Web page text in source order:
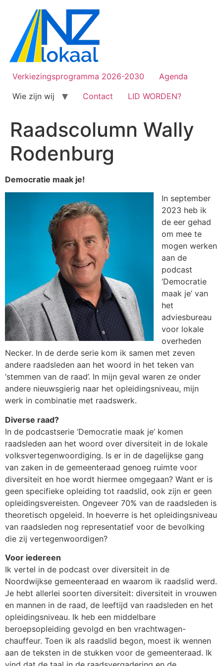
Verkiezingsprogramma 2026-2030
Agenda
Wie zijn wij
Contact LID WORDEN?
Raadscolumn Wally
Rodenburg
Democratie maak je!
In september
2023 heb ik
de eer gehad
om mee te
mogen werken
aan de
podcast
‘Democratie
maak je’ van
het
adviesbureau
voor lokale
overheden
Necker. In de derde serie kom ik samen met zeven
andere raadsleden aan het woord in het teken van
‘stemmen van de raad’. In mijn geval waren ze onder
andere nieuwsgierig naar het opleidingsniveau, mijn
werk in combinatie met raadswerk.
Diverse raad?
In de podcastserie ‘Democratie maak je’ komen
raadsleden aan het woord over diversiteit in de lokale
volksvertegenwoordiging. Is er in de dagelijkse gang
van zaken in de gemeenteraad genoeg ruimte voor
diversiteit en hoe wordt hiermee omgegaan? Want er is
geen specifieke opleiding tot raadslid, ook zijn er geen
opleidingsvereisten. Ongeveer 70% van de raadsleden is
theoretisch opgeleid. In hoeverre is het opleidingsniveau
van raadsleden nog representatief voor de bevolking
die zij vertegenwoordigen?
Voor iedereen
Ik vertel in de podcast over diversiteit in de
Noordwijkse gemeenteraad en waarom ik raadslid werd.
Je hebt allerlei soorten diversiteit: diversiteit in vrouwen
en mannen in de raad, de leeftijd van raadsleden en het
opleidingsniveau. Ik heb een middelbare
beroepsopleiding gevolgd en ben vrachtwagen-
chauffeur. Toen ik als raadslid begon, moest ik wennen
aan de teksten in de stukken voor de gemeenteraad. Ik